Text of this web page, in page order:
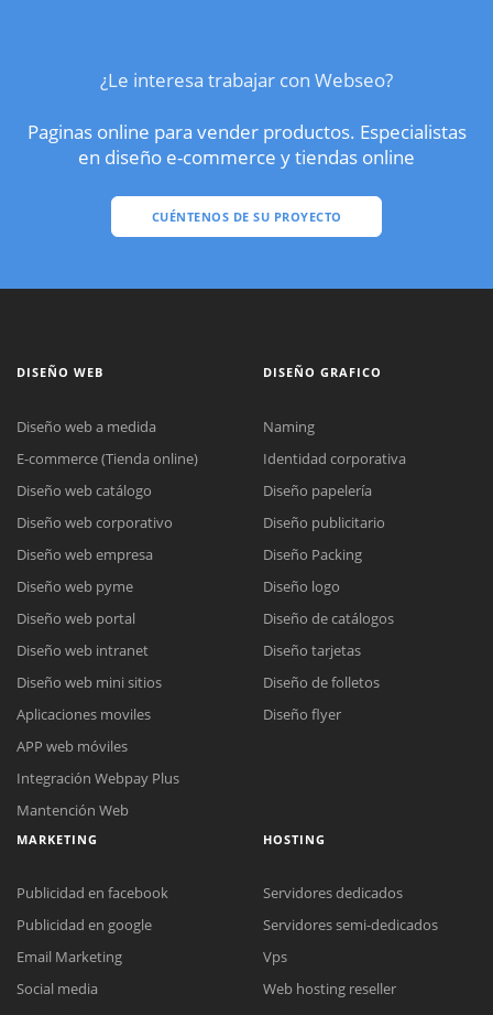
¿Le interesa trabajar con Webseo?
Paginas online para vender productos. Especialistas
en diseño e-commerce y tiendas online
CUÉNTENOS DE SU PROYECTO
DISEÑO WEB
Diseño web a medida
E-commerce (Tienda online)
Diseño web catálogo
Diseño web corporativo
Diseño web empresa
Diseño web pyme
Diseño web portal
Diseño web intranet
Diseño web mini sitios
Aplicaciones moviles
APP web móviles
Integración Webpay Plus
Mantención Web
DISEÑO GRAFICO
Naming
Identidad corporativa
Diseño papelería
Diseño publicitario
Diseño Packing
Diseño logo
Diseño de catálogos
Diseño tarjetas
Diseño de folletos
Diseño flyer
MARKETING
Publicidad en facebook
Publicidad en google
Email Marketing
Social media
HOSTING
Servidores dedicados
Servidores semi-dedicados
Vps
Web hosting reseller